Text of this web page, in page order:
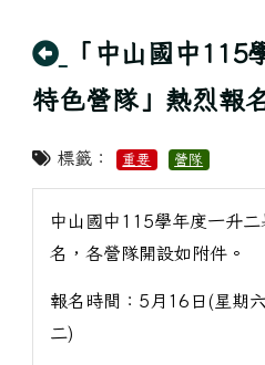
回上頁
「中山國中115
特色營隊」熱烈報
標籤： 重要 營隊
中山國中115學年度一升
名，各營隊開設如附件。
報名時間：5月16日(星期
二)